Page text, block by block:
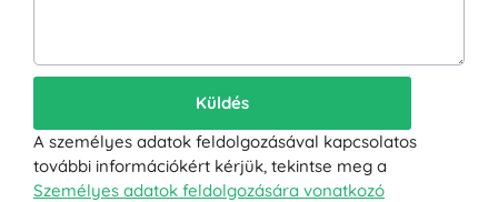
Küldés
A személyes adatok feldolgozásával kapcsolatos
további információkért kérjük, tekintse meg a
Személyes adatok feldolgozására vonatkozó